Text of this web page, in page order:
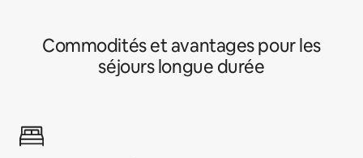
Commodités et avantages pour les
séjours longue durée